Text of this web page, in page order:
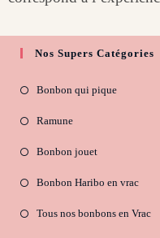
Nos Supers Catégories
Bonbon qui pique
Ramune
Bonbon jouet
Bonbon Haribo en vrac
Tous nos bonbons en Vrac